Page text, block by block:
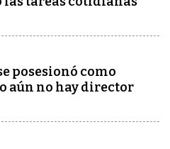
posesionó como
aún no hay director